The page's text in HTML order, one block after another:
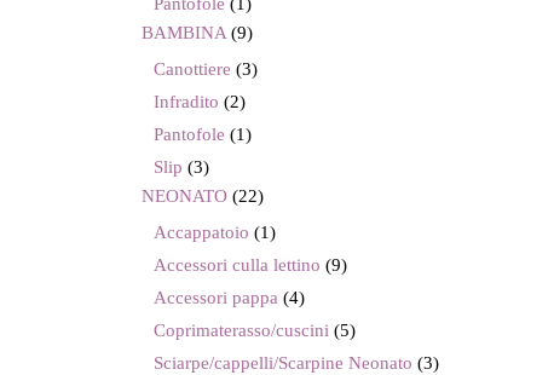
BAMBINA (9)
Canottiere (3)
Infradito (2)
Pantofole (1)
Slip (3)
NEONATO (22)
Accappatoio (1)
Accessori culla lettino (9)
Accessori pappa (4)
Coprimaterasso/cuscini (5)
Sciarpe/cappelli/Scarpine Neonato (3)